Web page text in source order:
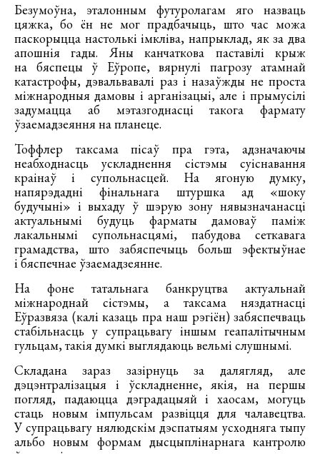
Безумоўна, эталонным футуролагам яго назваць
цяжка, бо ён не мог прадбачыць, што час можа
паскорыцца настолькі імкліва, напрыклад, як за два
апошнія гады. Яны канчаткова паставілі крыж
на бяспецы ў Еўропе, вярнулі пагрозу атамнай
катастрофы, дэвальвавалі раз і назаўжды не проста
міжнародныя дамовы і арганізацыі, але і прымусілі
задумацца аб мэтазгоднасці такога фармату
ўзаемадзеяння на планеце.
Тоффлер таксама пісаў пра гэта, адзначаючы
неабходнасць ускладнення сістэмы суіснавання
краінаў і супольнасцей. На ягоную думку,
напярэдадні фінальнага штуршка ад «шоку
будучыні» і выхаду ў шэрую зону нявызначанасці
актуальнымі будуць фарматы дамоваў паміж
лакальнымі супольнасцямі, пабудова сеткавага
грамадства, што забяспечыць больш эфектыўнае
і бяспечнае ўзаемадзеянне.
На фоне татальнага банкруцтва актуальнай
міжнароднай сістэмы, а таксама няздатнасці
Еўразвяза (калі казаць пра наш рэгіён) забяспечваць
стабільнасць у супрацьвагу іншым геапалітычным
гульцам, такія думкі выглядаюць вельмі слушнымі.
Складана зараз зазірнуць за далягляд, але
дэцэнтралізацыя і ўскладненне, якія, на першы
погляд, падаюцца дэградацыяй і хаосам, могуць
стаць новым імпульсам развіцця для чалавецтва.
У супрацьвагу нялюдскім дэспатыям усходняга тыпу
альбо новым формам дысцыплінарнага кантролю